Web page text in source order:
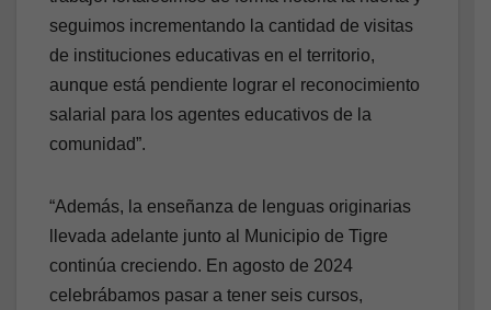
seguimos incrementando la cantidad de visitas
de instituciones educativas en el territorio,
aunque está pendiente lograr el reconocimiento
salarial para los agentes educativos de la
comunidad”.
“Además, la enseñanza de lenguas originarias
llevada adelante junto al Municipio de Tigre
continúa creciendo. En agosto de 2024
celebrábamos pasar a tener seis cursos,